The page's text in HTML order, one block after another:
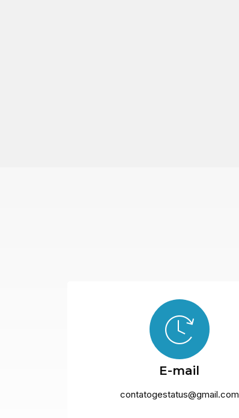
E-mail
contatogestatus@gmail.com